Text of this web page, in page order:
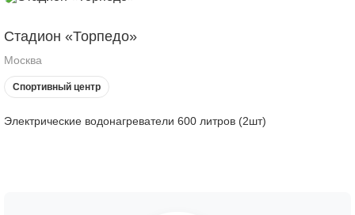
Стадион «Торпедо»
Москва
Спортивный центр
Электрические водонагреватели 600 литров (2шт)